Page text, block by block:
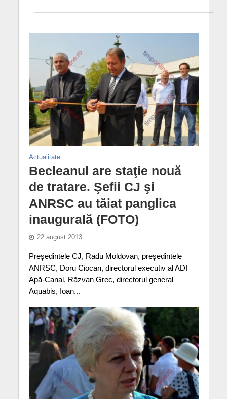
Actualitate
Becleanul are staţie nouă
de tratare. Şefii CJ şi
ANRSC au tăiat panglica
inaugurală (FOTO)
22 august 2013
Preşedintele CJ, Radu Moldovan, preşedintele
ANRSC, Doru Ciocan, directorul executiv al ADI
Apă-Canal, Răzvan Grec, directorul general
Aquabis, Ioan...